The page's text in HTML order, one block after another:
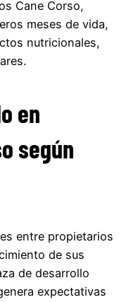
Cane Corso,
meses de vida,
nutricionales,
en
según
entre propietarios
de sus
de desarrollo
expectativas